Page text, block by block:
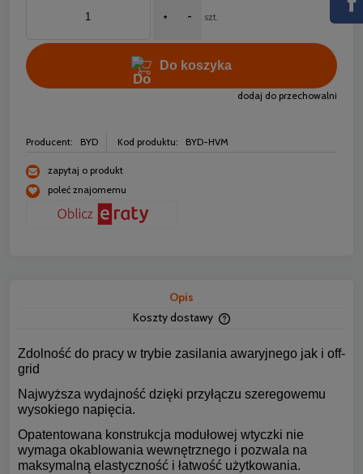
+ - szt.
Do koszyka
dodaj do przechowalni
Producent: BYD Kod produktu: BYD-HVM
zapytaj o produkt
poleć znajomemu
Opis
Koszty dostawy
płatności
Zdolność do pracy w trybie zasilania awaryjnego jak i off-
grid
Najwyższa wydajność dzięki przyłączu szeregowemu
wysokiego napięcia.
Opatentowana konstrukcja modułowej wtyczki nie
wymaga okablowania wewnętrznego i pozwala na
maksymalną elastyczność i łatwość użytkowania.